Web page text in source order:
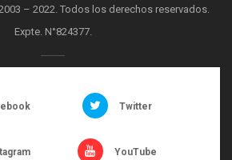
– 2022. Todos los derechos reservados.
Expte. N°824377.
Twitter
YouTube